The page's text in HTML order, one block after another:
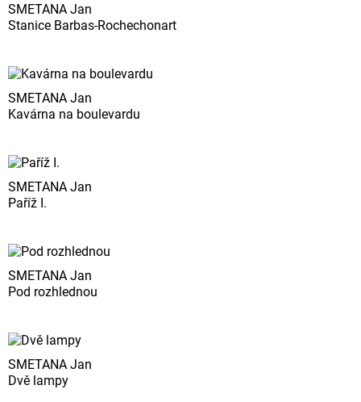
SMETANA Jan
Stanice Barbas-Rochechonart
SMETANA Jan
Kavárna na boulevardu
SMETANA Jan
Paříž I.
SMETANA Jan
Pod rozhlednou
SMETANA Jan
Dvě lampy